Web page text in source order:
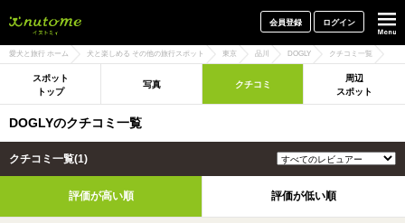
会員登録 ログイン
愛犬と旅行 ホーム 犬と楽しめる その他の旅行スポット 東京 品川 DOGLY クチコミ一覧
スポット
トップ
写真 クチコミ
周辺
スポット
DOGLYのクチコミ一覧
クチコミ一覧(1)
評価が高い順 評価が低い順